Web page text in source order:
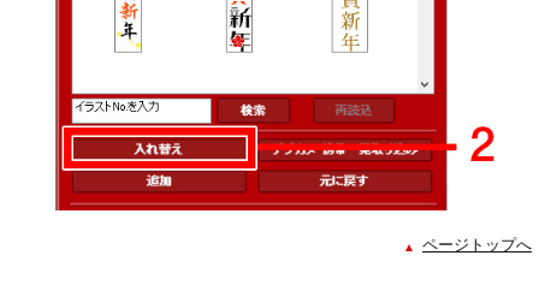
ページトップへ